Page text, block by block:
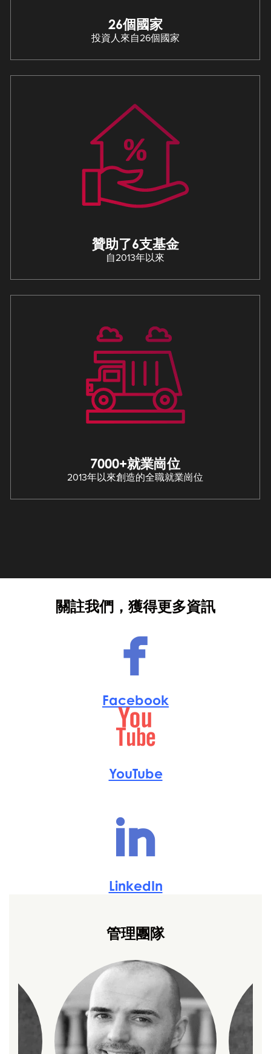
26個國家
投資人來自26個國家
贊助了6支基金
自2013年以來
7000+就業崗位
2013年以來創造的全職就業崗位
關註我們，獲得更多資訊
Facebook
YouTube
LinkedIn
管理團隊